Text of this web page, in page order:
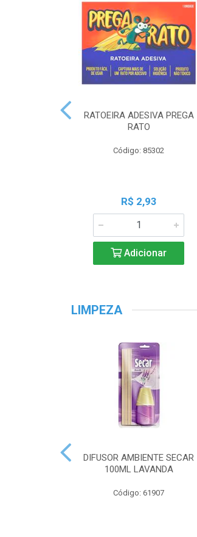
RATOEIRA ADESIVA PREGA
RATO
Código: 85302
R$ 2,93
Adicionar
LIMPEZA
DIFUSOR AMBIENTE SECAR
100ML LAVANDA
Código: 61907